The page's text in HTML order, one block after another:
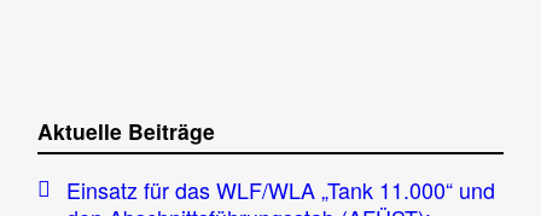
Aktuelle Beiträge
Einsatz für das WLF/WLA „Tank 11.000“ und